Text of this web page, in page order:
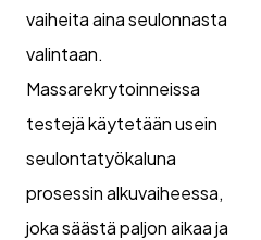
vaiheita aina seulonnasta
valintaan.
Massarekrytoinneissa
testejä käytetään usein
seulontatyökaluna
prosessin alkuvaiheessa,
joka säästä paljon aikaa ja